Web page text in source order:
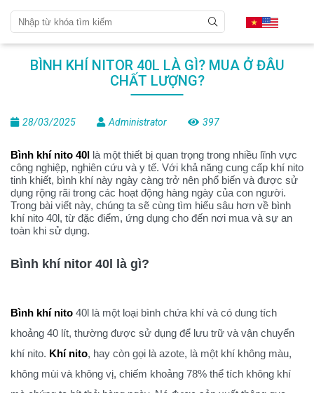
BÌNH KHÍ NITOR 40L LÀ GÌ? MUA Ở ĐÂU
CHẤT LƯỢNG?
28/03/2025 Administrator 397
Bình khí nito 40l là một thiết bị quan trọng trong nhiều lĩnh vực
công nghiệp, nghiên cứu và y tế. Với khả năng cung cấp khí nito
tinh khiết, bình khí này ngày càng trở nên phổ biến và được sử
dụng rộng rãi trong các hoạt động hàng ngày của con người.
Trong bài viết này, chúng ta sẽ cùng tìm hiểu sâu hơn về bình
khí nito 40l, từ đặc điểm, ứng dụng cho đến nơi mua và sự an
toàn khi sử dụng.
Bình khí nitor 40l là gì?
Bình khí nito 40l là một loại bình chứa khí và có dung tích
khoảng 40 lít, thường được sử dụng để lưu trữ và vận chuyển
khí nito. Khí nito, hay còn gọi là azote, là một khí không màu,
không mùi và không vị, chiếm khoảng 78% thể tích không khí